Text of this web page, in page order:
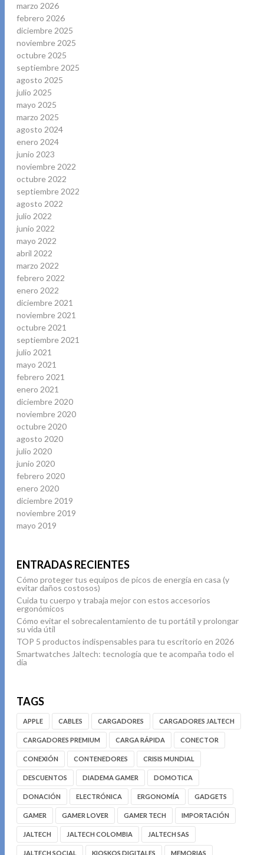
marzo 2026
febrero 2026
diciembre 2025
noviembre 2025
octubre 2025
septiembre 2025
agosto 2025
julio 2025
mayo 2025
marzo 2025
agosto 2024
enero 2024
junio 2023
noviembre 2022
octubre 2022
septiembre 2022
agosto 2022
julio 2022
junio 2022
mayo 2022
abril 2022
marzo 2022
febrero 2022
enero 2022
diciembre 2021
noviembre 2021
octubre 2021
septiembre 2021
julio 2021
mayo 2021
febrero 2021
enero 2021
diciembre 2020
noviembre 2020
octubre 2020
agosto 2020
julio 2020
junio 2020
febrero 2020
enero 2020
diciembre 2019
noviembre 2019
mayo 2019
ENTRADAS RECIENTES
Cómo proteger tus equipos de picos de energía en casa (y
evitar daños costosos)
Cuida tu cuerpo y trabaja mejor con estos accesorios
ergonómicos
Cómo evitar el sobrecalentamiento de tu portátil y prolongar
su vida útil
TOP 5 productos indispensables para tu escritorio en 2026
Smartwatches Jaltech: tecnología que te acompaña todo el
día
TAGS
APPLE CABLES CARGADORES CARGADORES JALTECH
CARGADORES PREMIUM CARGA RÁPIDA CONECTOR
CONEXIÓN CONTENEDORES CRISIS MUNDIAL
DESCUENTOS DIADEMA GAMER DOMOTICA
DONACIÓN ELECTRÓNICA ERGONOMÍA GADGETS
GAMER GAMER LOVER GAMER TECH IMPORTACIÓN
JALTECH JALTECH COLOMBIA JALTECH SAS
JALTECH SOCIAL KIOSKOS DIGITALES MEMORIAS